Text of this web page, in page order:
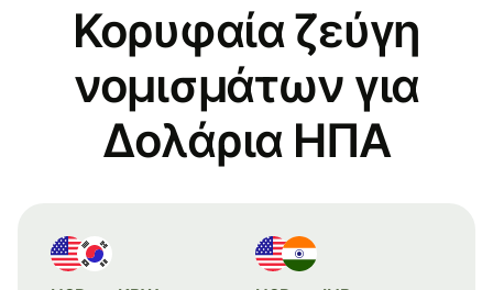
Κορυφαία ζεύγη
νομισμάτων για
Δολάρια ΗΠΑ